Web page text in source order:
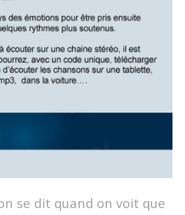
se dit quand on voit que